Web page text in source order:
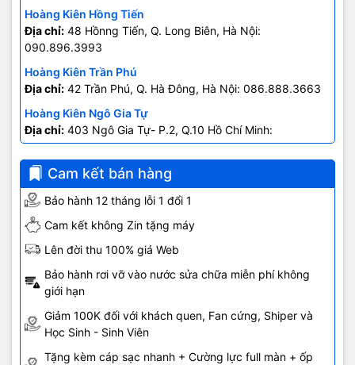
Hoàng Kiên Hồng Tiến
Địa chỉ: 48 Hồnng Tiến, Q. Long Biên, Hà Nội:
090.896.3993
Hoàng Kiên Trần Phú
Địa chỉ: 42 Trần Phú, Q. Hà Đông, Hà Nội: 086.888.3663
Hoàng Kiên Ngô Gia Tự
Địa chỉ: 403 Ngô Gia Tự- P.2, Q.10 Hồ Chí Minh:
0707.678.707
Cam kết bán hàng
Bảo hành 12 tháng lỗi 1 đổi 1
Cam kết không Zin tặng máy
Lên đời thu 100% giá Web
Bảo hành rơi vỡ vào nước sửa chữa miễn phí không
giới hạn
Giảm 100K đối với khách quen, Fan cứng, Shiper và
Học Sinh - Sinh Viên
Tặng kèm cáp sạc nhanh + Cường lực full màn + ốp